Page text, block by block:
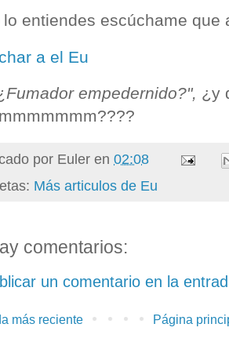
lo entiendes escúchame que
a el Eu
empedernido?", ¿y
????
por Euler en 02:08
Más articulos de Eu
comentarios:
un comentario en la
más reciente Página